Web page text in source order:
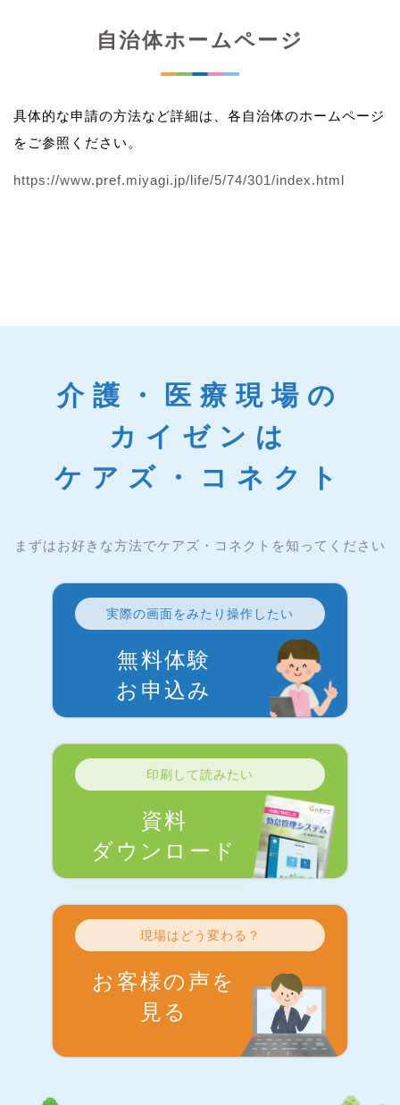
自治体ホームページ
具体的な申請の方法など詳細は、各自治体のホームページ
をご参照ください。
https://www.pref.miyagi.jp/life/5/74/301/index.html
介護・医療現場の
カイゼンは
ケアズ・コネクト
まずはお好きな方法でケアズ・コネクトを知ってください
実際の画面をみたり操作したい
無料体験
お申込み
印刷して読みたい
資料
ダウンロード
現場はどう変わる？
お客様の声を
見る